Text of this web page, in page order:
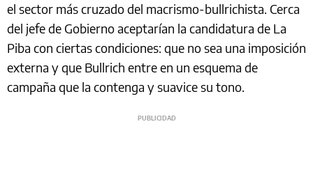
el sector más cruzado del macrismo-bullrichista. Cerca
del jefe de Gobierno aceptarían la candidatura de La
Piba con ciertas condiciones: que no sea una imposición
externa y que Bullrich entre en un esquema de
campaña que la contenga y suavice su tono.